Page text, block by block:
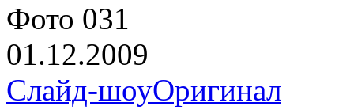
Фото 031
01.12.2009
Слайд-шоуОригинал